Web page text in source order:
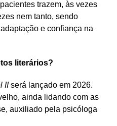
trazem, às vezes
nem tanto, sendo
e confiança na
literários?
IIserá lançado em 2026.
ainda lidando com as
auxiliado pela psicóloga